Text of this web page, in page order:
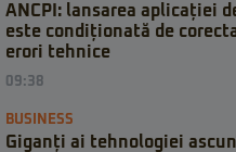
ANCPI: lansarea aplicației
este condiționată de
erori tehnice
09:38
BUSINESS
Giganți ai tehnologiei